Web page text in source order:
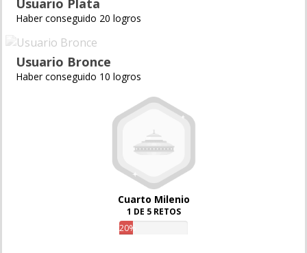
Usuario Plata
Haber conseguido 20 logros
Usuario Bronce
Haber conseguido 10 logros
Cuarto Milenio
1 DE 5 RETOS
20%